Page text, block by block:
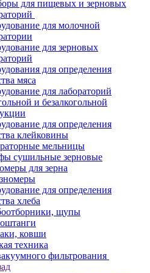
для пищевых и зерновых
для молочной
для зерновых
для определения
мяса
для лабораторий
и безалкогольной
для определения
клейковины
мельницы
сушильные зерновые
для зерна
для определения
хлеба
щупы
ковши
техника
фильтрования